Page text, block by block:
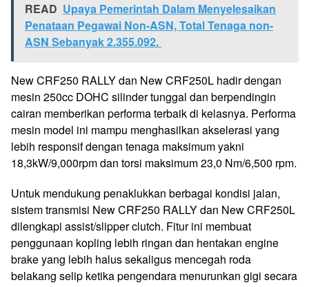
READ Upaya Pemerintah Dalam Menyelesaikan
Penataan Pegawai Non-ASN, Total Tenaga non-
ASN Sebanyak 2.355.092.
New CRF250 RALLY dan New CRF250L hadir dengan
mesin 250cc DOHC silinder tunggal dan berpendingin
cairan memberikan performa terbaik di kelasnya. Performa
mesin model ini mampu menghasilkan akselerasi yang
lebih responsif dengan tenaga maksimum yakni
18,3kW/9,000rpm dan torsi maksimum 23,0 Nm/6,500 rpm.
Untuk mendukung penaklukkan berbagai kondisi jalan,
sistem transmisi New CRF250 RALLY dan New CRF250L
dilengkapi assist/slipper clutch. Fitur ini membuat
penggunaan kopling lebih ringan dan hentakan engine
brake yang lebih halus sekaligus mencegah roda
belakang selip ketika pengendara menurunkan gigi secara